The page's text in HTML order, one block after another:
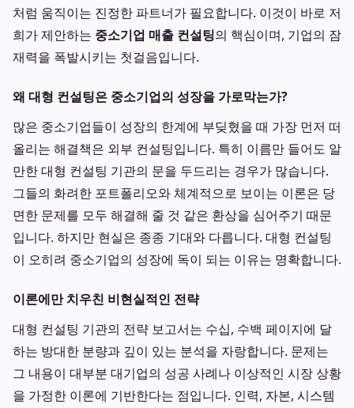
처럼 움직이는 진정한 파트너가 필요합니다. 이것이 바로 저
희가 제안하는 중소기업 매출 컨설팅의 핵심이며, 기업의 잠
재력을 폭발시키는 첫걸음입니다.
왜 대형 컨설팅은 중소기업의 성장을 가로막는가?
많은 중소기업들이 성장의 한계에 부딪혔을 때 가장 먼저 떠
올리는 해결책은 외부 컨설팅입니다. 특히 이름만 들어도 알
만한 대형 컨설팅 기관의 문을 두드리는 경우가 많습니다.
그들의 화려한 포트폴리오와 체계적으로 보이는 이론은 당
면한 문제를 모두 해결해 줄 것 같은 환상을 심어주기 때문
입니다. 하지만 현실은 종종 기대와 다릅니다. 대형 컨설팅
이 오히려 중소기업의 성장에 독이 되는 이유는 명확합니다.
이론에만 치우친 비현실적인 전략
대형 컨설팅 기관의 전략 보고서는 수십, 수백 페이지에 달
하는 방대한 분량과 깊이 있는 분석을 자랑합니다. 문제는
그 내용이 대부분 대기업의 성공 사례나 이상적인 시장 상황
을 가정한 이론에 기반한다는 점입니다. 인력, 자본, 시스템